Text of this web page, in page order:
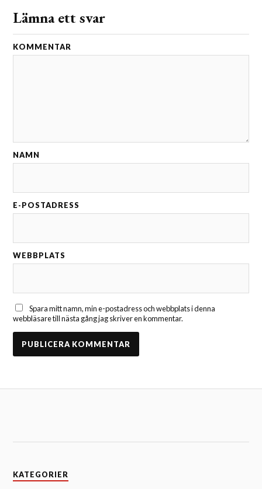
Lämna ett svar
KOMMENTAR
NAMN
E-POSTADRESS
WEBBPLATS
Spara mitt namn, min e-postadress och webbplats i denna
webbläsare till nästa gång jag skriver en kommentar.
KATEGORIER